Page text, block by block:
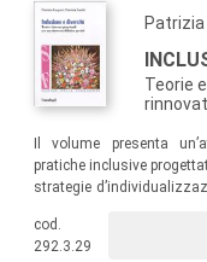
Teorie
Il volume presenta
pratiche inclusive
strategie
teatrali, musicali, i
complesse come quelle
cod.
292.3.29